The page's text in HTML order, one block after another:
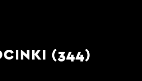
(344)